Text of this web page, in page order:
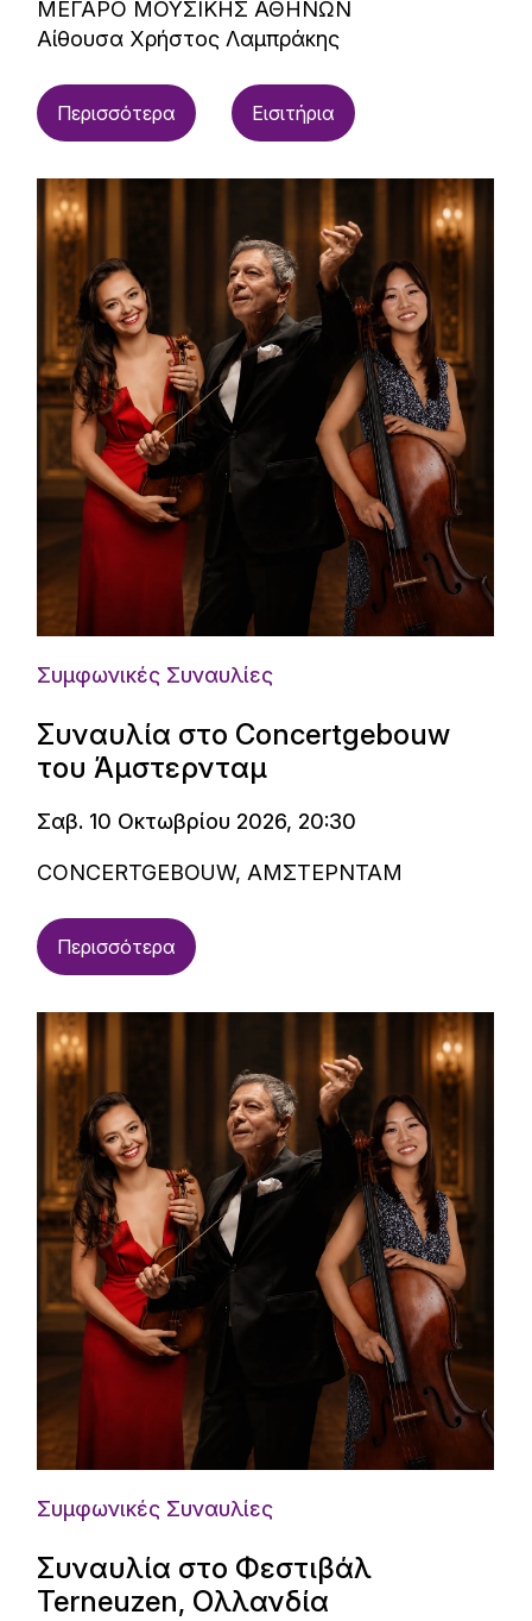
ΜΕΓΑΡΟ ΜΟΥΣΙΚΗΣ ΑΘΗΝΩΝ
Αίθουσα Χρήστος Λαμπράκης
Περισσότερα Εισιτήρια
Συμφωνικές Συναυλίες
Συναυλία στο Concertgebouw
του Άμστερνταμ
Σαβ. 10 Οκτωβρίου 2026, 20:30
CONCERTGEBOUW, ΑΜΣΤΕΡΝΤΑΜ
Περισσότερα
Συμφωνικές Συναυλίες
Συναυλία στο Φεστιβάλ
Terneuzen, Ολλανδία